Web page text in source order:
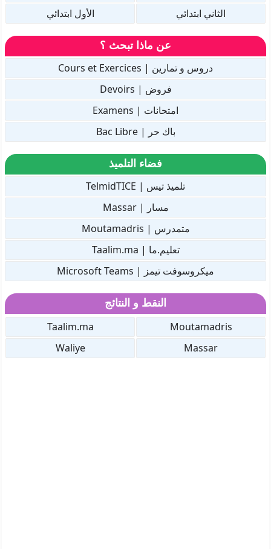
الثاني ابتدائي
الأول ابتدائي
عن ماذا تبحث ؟
دروس و تمارين | Cours et Exercices
فروض | Devoirs
امتحانات | Examens
باك حر | Bac Libre
فضاء التلميذ
تلميذ تيس | TelmidTICE
مسار | Massar
متمدرس | Moutamadris
تعليم.ما | Taalim.ma
ميكروسوفت تيمز | Microsoft Teams
النقط و النتائج
Moutamadris
Taalim.ma
Massar
Waliye